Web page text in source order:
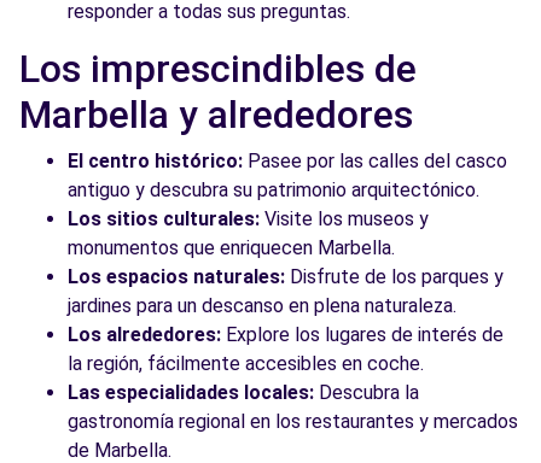
responder a todas sus preguntas.
Los imprescindibles de
Marbella y alrededores
El centro histórico: Pasee por las calles del casco
antiguo y descubra su patrimonio arquitectónico.
Los sitios culturales: Visite los museos y
monumentos que enriquecen Marbella.
Los espacios naturales: Disfrute de los parques y
jardines para un descanso en plena naturaleza.
Los alrededores: Explore los lugares de interés de
la región, fácilmente accesibles en coche.
Las especialidades locales: Descubra la
gastronomía regional en los restaurantes y mercados
de Marbella.